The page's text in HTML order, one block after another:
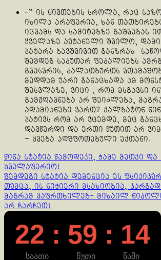
-” ის ნივთების სროლა, რაც
იხილა არაფერია, ხან
იცვამს და სამიტებზე გაშვებას
ყველაზე აუტანელი შვილო,
პატარა ბავშვივით განზრახ
შემდეგ საკუთარ ფეკალიებს
გვესვრის, კალათბურთს
მედდამ უარი განაცხადა ამ
შესვლაზე, ვიცი , რომ მსგავსი
გამჟღავნება არ შეიძლება,
ადამიანები ვართ? ქალბატონ
პატივს რომ არ ვცემდე, მეც
დავწერდი და ერთი წუთით არ
– ყვება აღშფოთებული ექთანი.
Continue
Reading
წინა სტატია წამოდექი, ჭამე მეთქი და
ყველაფერიო!
შემდეგი სტატია დემენცია ეს
თუმცა, ის ნიჭიერი მსახიობია,
მაგრამ ვაფრთხილებ- მიხაილ
არ ჩარჩეთ!
22 : 59 : 14
საათი წუთი წამი